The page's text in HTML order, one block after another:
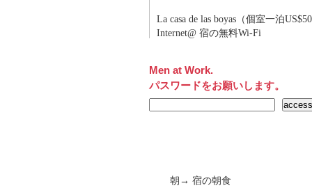
La casa de las boyas（個室一泊
Internet@ 宿の無料Wi-Fi
Men at Work.
パスワードをお願いします。
朝→ 宿の朝食